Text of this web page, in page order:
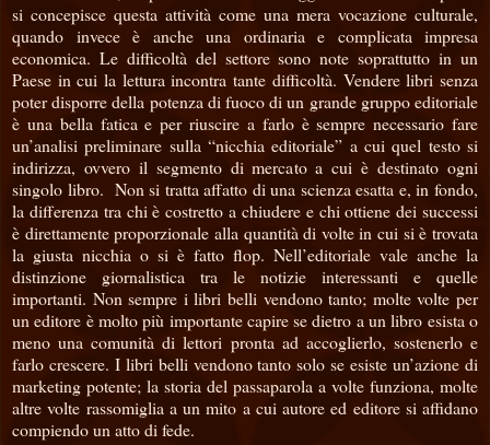
si concepisce questa attività come una mera vocazione culturale,
quando invece è anche una ordinaria e complicata impresa
economica. Le difficoltà del settore sono note soprattutto in un
Paese in cui la lettura incontra tante difficoltà. Vendere libri senza
poter disporre della potenza di fuoco di un grande gruppo editoriale
è una bella fatica e per riuscire a farlo è sempre necessario fare
un’analisi preliminare sulla “nicchia editoriale” a cui quel testo si
indirizza, ovvero il segmento di mercato a cui è destinato ogni
singolo libro. Non si tratta affatto di una scienza esatta e, in fondo,
la differenza tra chi è costretto a chiudere e chi ottiene dei successi
è direttamente proporzionale alla quantità di volte in cui si è trovata
la giusta nicchia o si è fatto flop. Nell’editoriale vale anche la
distinzione giornalistica tra le notizie interessanti e quelle
importanti. Non sempre i libri belli vendono tanto; molte volte per
un editore è molto più importante capire se dietro a un libro esista o
meno una comunità di lettori pronta ad accoglierlo, sostenerlo e
farlo crescere. I libri belli vendono tanto solo se esiste un’azione di
marketing potente; la storia del passaparola a volte funziona, molte
altre volte rassomiglia a un mito a cui autore ed editore si affidano
compiendo un atto di fede.